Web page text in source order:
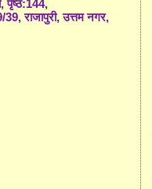
पृष्ठ:144,
राजापुरी, उत्तम नगर,